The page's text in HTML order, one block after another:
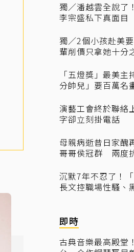
獨／潘越雲全說了
李宗盛私下真面目
獨／2個小孩赴美
輩削價只拿她十分
「五燈獎」最美
分帥兒」要百萬名
演藝工會終於聯絡
字卻立刻掛電話
母親病逝昔日家醜
哥哥侯冠群 兩度
沉默7年不忍了！
長文控職場性騷、
即時
古典音樂最高殿堂